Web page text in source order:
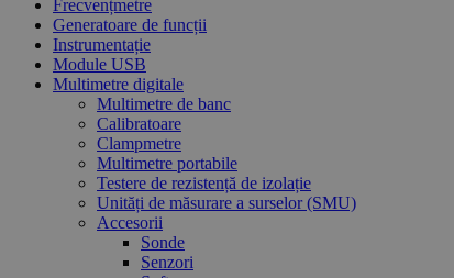
Frecvențmetre
Generatoare de funcții
Instrumentație
Module USB
Multimetre digitale
Multimetre de banc
Calibratoare
Clampmetre
Multimetre portabile
Testere de rezistență de izolație
Unități de măsurare a surselor (SMU)
Accesorii
Sonde
Senzori